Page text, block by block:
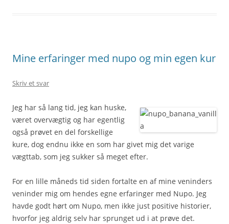
Mine erfaringer med nupo og min egen kur
Skriv et svar
Jeg har så lang tid, jeg kan huske,
været overvægtig og har egentlig
også prøvet en del forskellige
kure, dog endnu ikke en som har givet mig det varige
vægttab, som jeg sukker så meget efter.
For en lille måneds tid siden fortalte en af mine veninders
veninder mig om hendes egne erfaringer med Nupo. Jeg
havde godt hørt om Nupo, men ikke just positive historier,
hvorfor jeg aldrig selv har sprunget ud i at prøve det.